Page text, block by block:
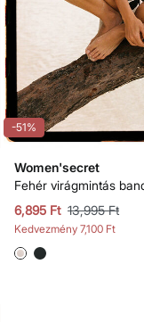
-51%
Women'secret
Fehér virágmintás
6,895 Ft 13,995 Ft
Kedvezmény 7,100 Ft